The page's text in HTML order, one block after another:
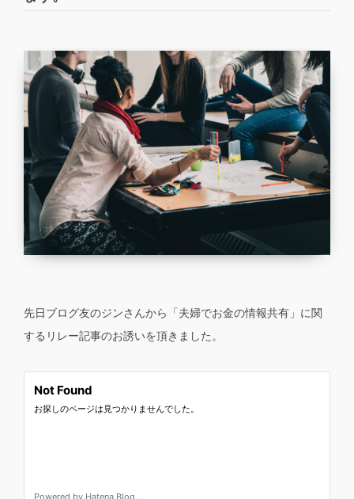
先日ブログ友のジンさんから「夫婦でお金の情報共有」に関
するリレー記事のお誘いを頂きました。